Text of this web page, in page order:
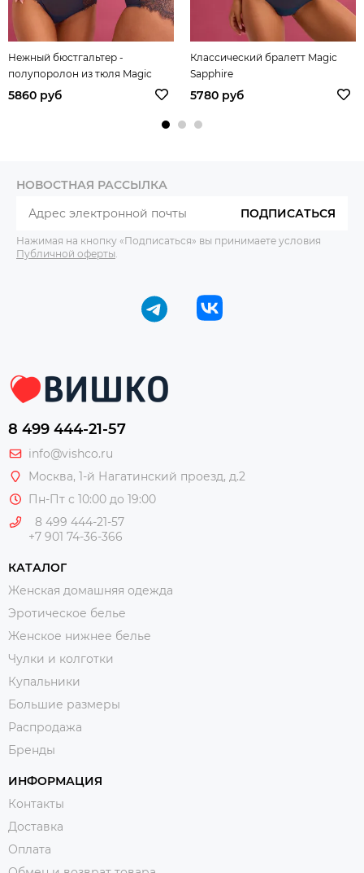
Нежный бюстгальтер -
полупоролон из тюля Magic
Sapphire
5860 руб
Классический бралетт Magic
Sapphire
5780 руб
НОВОСТНАЯ РАССЫЛКА
ПОДПИСАТЬСЯ
Нажимая на кнопку «Подписаться» вы принимаете условия
Публичной оферты
8 499 444-21-57
info@vishco.ru
Москва, 1-й Нагатинский проезд, д.2
Пн-Пт с 10:00 до 19:00
8 499 444-21-57
+7 901 74-36-366
КАТАЛОГ
Женская домашняя одежда
Эротическое белье
Женское нижнее белье
Чулки и колготки
Купальники
Большие размеры
Распродажа
Бренды
ИНФОРМАЦИЯ
Контакты
Доставка
Оплата